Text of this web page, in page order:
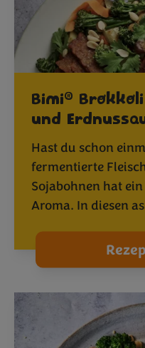
Bimi®
und
Hast du schon
fermentierte
Sojabohnen hat
Aroma. In diesen